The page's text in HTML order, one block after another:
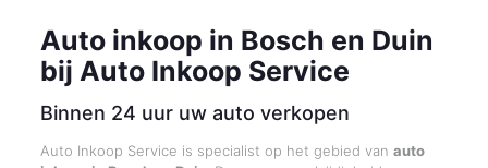
Auto inkoop in Bosch en Duin
bij Auto Inkoop Service
Binnen 24 uur uw auto verkopen
Auto Inkoop Service is specialist op het gebied van auto